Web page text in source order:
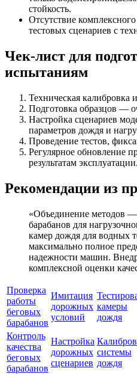
стойкость.
Отсутствие
тестовых сценариев с
Чек-лист для
испытаниям
Техническая калибровка
Подготовка образцов —
Настройка сценариев
параметров дождя и
Проведение тестов,
Регулярное обновление
результатам эксплуатации.
Рекомендации из
«Объединение методов
барабанов для
камер дождя для водных
максимально полное
надежности машин.
комплексной оценки
Проверка
работы
беговых
барабанов
Имитация
дорожных
условий
камеры
дождя
Контроль
качества
беговых
барабанов
Настройка
дорожных
сценариев
системы
дождя